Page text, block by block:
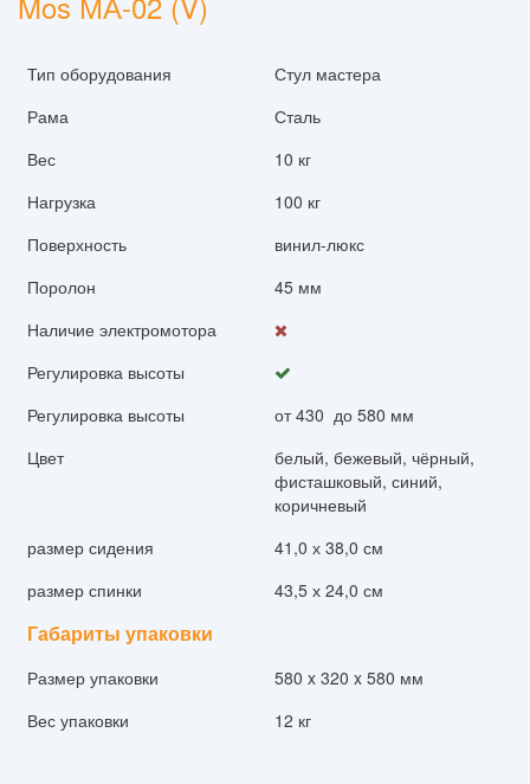
Тип оборудования
Стул мастера
Рама
Сталь
Вес
10 кг
Нагрузка
100 кг
Поверхность
винил-люкс
Поролон
45 мм
Наличие электромотора
Регулировка высоты
Регулировка высоты
от 430 до 580 мм
Цвет
белый, бежевый, чёрный,
фисташковый, синий,
коричневый
размер сидения
41,0 х 38,0 см
размер спинки
43,5 х 24,0 см
Габариты упаковки
Размер упаковки
580 x 320 x 580 мм
Вес упаковки
12 кг